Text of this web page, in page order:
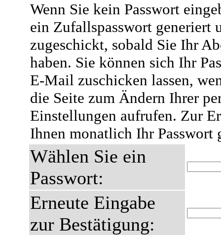
Wenn Sie kein Passwort
ein Zufallspasswort generiert
zugeschickt, sobald Sie Ihr
haben. Sie können sich Ihr
E-Mail zuschicken lassen,
die Seite zum Ändern Ihrer
Einstellungen aufrufen. Zur
Ihnen monatlich Ihr Passwort
Wählen Sie ein
Passwort:
Erneute Eingabe
zur Bestätigung: